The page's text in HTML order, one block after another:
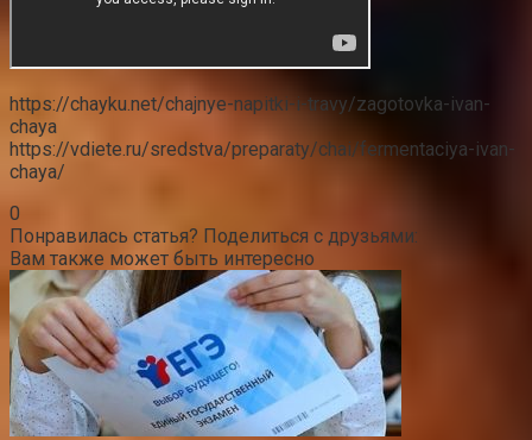
https://chayku.net/chajnye-napitki-i-travy/zagotovka-ivan-
chaya
https://vdiete.ru/sredstva/preparaty/chai/fermentaciya-ivan-
chaya/
0
Понравилась статья? Поделиться с друзьями:
Вам также может быть интересно